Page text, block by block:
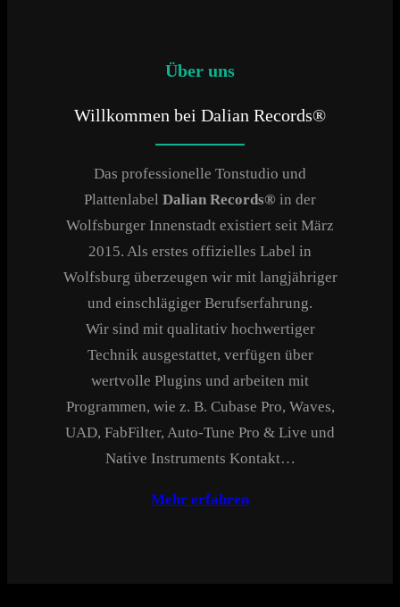
Über uns
Willkommen bei Dalian Records®
Das professionelle Tonstudio und
Plattenlabel Dalian Records® in der
Wolfsburger Innenstadt existiert seit März
2015. Als erstes offizielles Label in
Wolfsburg überzeugen wir mit langjähriger
und einschlägiger Berufserfahrung.
Wir sind mit qualitativ hochwertiger
Technik ausgestattet, verfügen über
wertvolle Plugins und arbeiten mit
Programmen, wie z. B. Cubase Pro, Waves,
UAD, FabFilter, Auto-Tune Pro & Live und
Native Instruments Kontakt…
Mehr erfahren